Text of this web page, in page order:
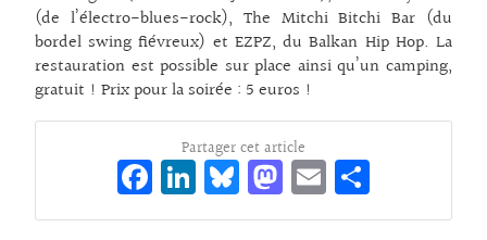
(de l’électro-blues-rock), The Mitchi Bitchi Bar (du
bordel swing fiévreux) et EZPZ, du Balkan Hip Hop. La
restauration est possible sur place ainsi qu’un camping,
gratuit ! Prix pour la soirée : 5 euros !
Partager cet article
Fa
ce
Li
n
Bl
ue
M
as
E
m rt